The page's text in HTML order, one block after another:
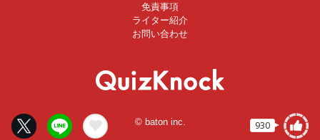
930
免責事項
ライター紹介
お問い合わせ
© baton inc.